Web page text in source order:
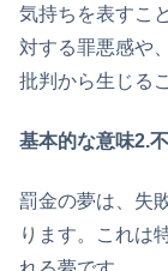
気持ちを表すこ
対する罪悪感や
批判から生じる
基本的な意味2.
罰金の夢は、失
ります。これは